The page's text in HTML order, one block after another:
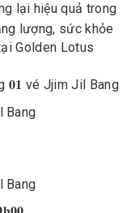
lại hiệu quả trong
lượng, sức khỏe
Golden Lotus
𝟎𝟏 vé Jjim Jil Bang
Bang
Bang